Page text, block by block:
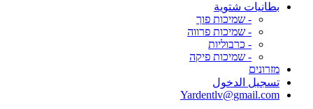
بطانيات شتوية
- שמיכות פוך
- שמיכות פרווה
- כרבוליות
- שמיכות פיקה
מזרונים
تسجيل الدخول
Yardentlv@gmail.com